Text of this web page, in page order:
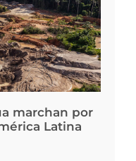
marchan por
Latina